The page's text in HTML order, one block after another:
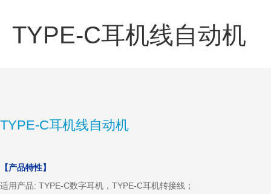
TYPE-C耳机线自动机
TYPE-C耳机线自动机
【产品特性】
适用产品: TYPE-C数字耳机，TYPE-C耳机转接线；